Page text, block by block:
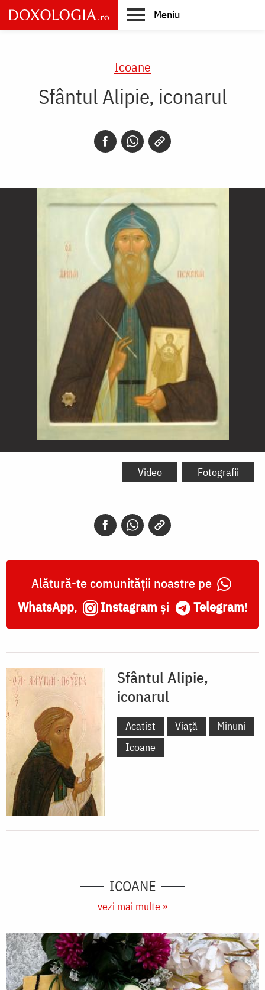
Skip
to
main
Meniu
Icoane
Sfântul Alipie, iconarul
Sfântul
Video Fotografii
Alătură-te comunității noastre pe
WhatsApp, Instagram și Telegram!
Sfântul Alipie,
iconarul
Acatist Viață
Minuni
Icoane
ICOANE
vezi mai multe »